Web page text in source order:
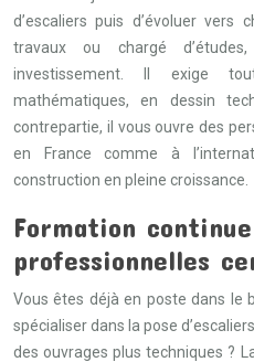
d’escaliers puis d’évoluer vers
travaux ou chargé
investissement. Il exige
mathématiques, en dessin
contrepartie, il vous ouvre des
en France comme à
construction en pleine croissance.
Formation
professionnelles
Vous êtes déjà en poste dans le
spécialiser dans la pose
des ouvrages plus techniques ?